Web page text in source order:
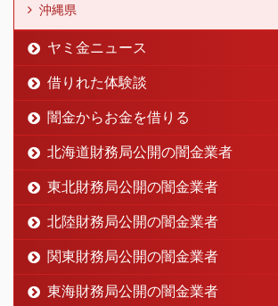
沖縄県
ヤミ金ニュース
借りれた体験談
闇金からお金を借りる
北海道財務局公開の闇金業者
東北財務局公開の闇金業者
北陸財務局公開の闇金業者
関東財務局公開の闇金業者
東海財務局公開の闇金業者